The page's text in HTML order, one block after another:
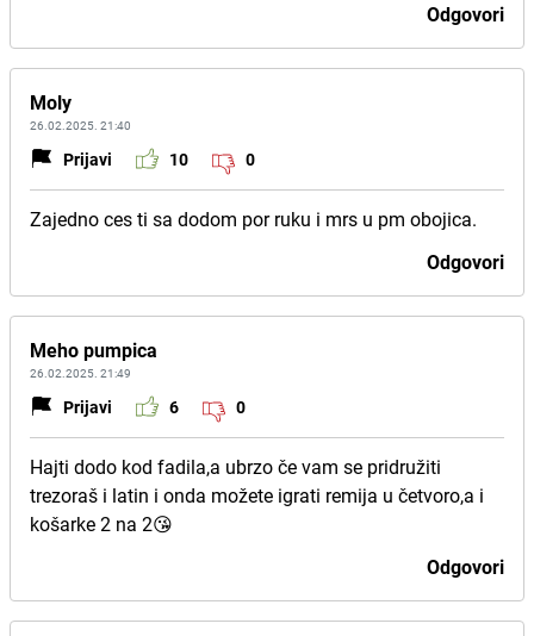
Odgovori
Moly
26.02.2025. 21:40
Prijavi 10 0
Zajedno ces ti sa dodom por ruku i mrs u pm obojica.
Odgovori
Meho pumpica
26.02.2025. 21:49
Prijavi 6 0
Hajti dodo kod fadila,a ubrzo če vam se pridružiti
trezoraš i latin i onda možete igrati remija u četvoro,a i
košarke 2 na 2😘
Odgovori